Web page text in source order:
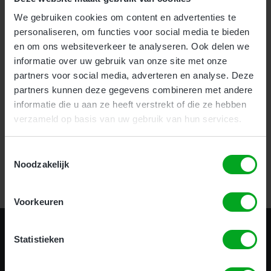
We gebruiken cookies om content en advertenties te
personaliseren, om functies voor social media te bieden
en om ons websiteverkeer te analyseren. Ook delen we
informatie over uw gebruik van onze site met onze
partners voor social media, adverteren en analyse. Deze
partners kunnen deze gegevens combineren met andere
informatie die u aan ze heeft verstrekt of die ze hebben
verzameld op basis van uw gebruik van hun services.
Noodzakelijk
Voorkeuren
Statistieken
Voor bedrijven bieden wij onze nieuwe en zeer effectieve
uurs Incompany trainingaan.
Als particulier kunt u uw hoogwerker certificaat halen
opmeerdere locatiesdoor heel het land.
Certificering in 1 uur!